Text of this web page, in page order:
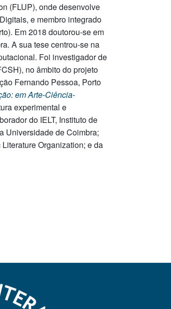
(FLUP), onde desenvolve
e membro integrado
Em 2018 doutorou-se em
A sua tese centrou-se na
Foi investigador de
no âmbito do projeto
Fernando Pessoa, Porto
em Arte-Ciência-
experimental e
do IELT, Instituto de
Universidade de Coimbra;
Organization; e da